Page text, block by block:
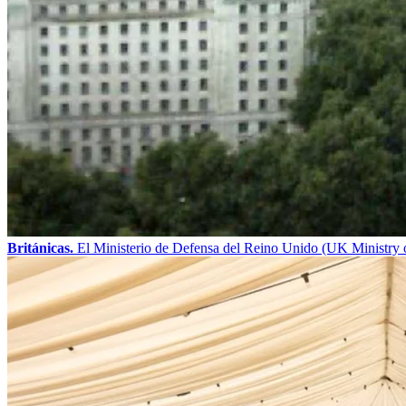
Británicas. El Ministerio de Defensa del Reino Unido (UK Ministry